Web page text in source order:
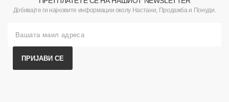
Добивајте ги најновите информации околу Настани, Продажба и Понуди.
ПРИЈАВИ СЕ